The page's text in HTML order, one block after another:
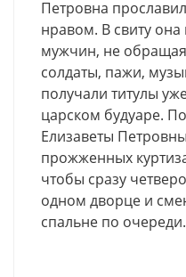
Петровна
нравом. В свиту
мужчин, не обращая
солдаты, пажи,
получали титулы
царском будуаре.
Елизаветы
прожженных
чтобы сразу
одном дворце и
спальне по очереди.